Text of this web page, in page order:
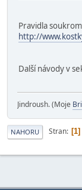
Pravidla
http://
Další návody v
Jindroush. (Moje
NAHORU Stran 1